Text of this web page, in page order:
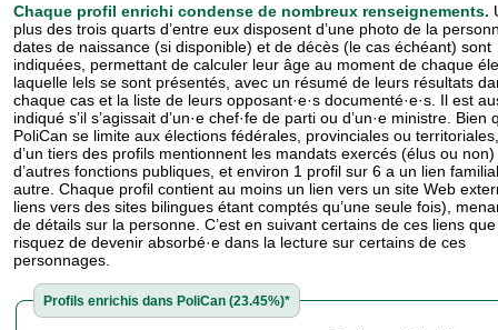
Chaque profil enrichi condense de nombreux renseignements.
plus des trois quarts d’entre eux disposent d’une photo de la
dates de naissance (si disponible) et de décès (le cas échéant) sont
indiquées, permettant de calculer leur âge au moment de chaque
laquelle lels se sont présentés, avec un résumé de leurs résultats
chaque cas et la liste de leurs opposant·e·s documenté·e·s. Il est
indiqué s’il s’agissait d’un·e chef·fe de parti ou d’un·e ministre. Bien
PoliCan se limite aux élections fédérales, pro­vin­ci­ales ou
d’un tiers des profils mentionnent les mandats exercés (élus ou
d’autres fonctions publiques, et environ 1 profil sur 6 a un lien
autre. Chaque profil contient au moins un lien vers un site Web
liens vers des sites bilingues étant comptés qu’une seule fois),
de détails sur la personne. C’est en suivant certains de ces liens
risquez de devenir absorbé·e dans la lecture sur certains de ces
personnages.
Profils enrichis dans PoliCan (23.45%)*